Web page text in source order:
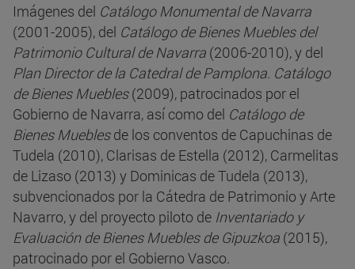
Imágenes del Catálogo Monumental de Navarra
(2001-2005), del Catálogo de Bienes Muebles del
Patrimonio Cultural de Navarra (2006-2010), y del
Plan Director de la Catedral de Pamplona. Catálogo
de Bienes Muebles(2009), patrocinados por el
Gobierno de Navarra, así como del Catálogo de
Bienes Mueblesde los conventos de Capuchinas de
Tudela (2010), Clarisas de Estella (2012), Carmelitas
de Lizaso (2013) y Dominicas de Tudela (2013),
subvencionados por la Cátedra de Patrimonio y Arte
Navarro, y del proyecto piloto de Inventariado y
Evaluación de Bienes Muebles de Gipuzkoa (2015),
patrocinado por el Gobierno Vasco.